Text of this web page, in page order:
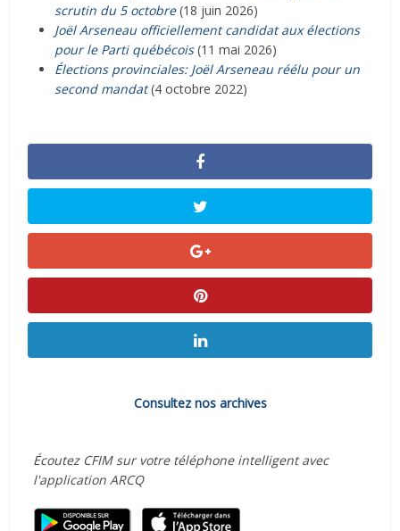
scrutin du 5 octobre(18 juin 2026)
Joël Arseneau officiellement candidat aux élections
pour le Parti québécois(11 mai 2026)
Élections provinciales: Joël Arseneau réélu pour un
second mandat(4 octobre 2022)
Consultez nos archives
Écoutez CFIM sur votre téléphone intelligent avec
l'application ARCQ